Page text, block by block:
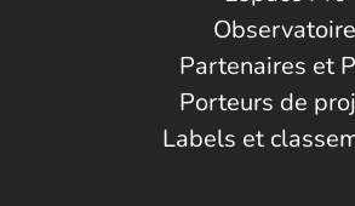
Observatoire
Partenaires et
Porteurs de
Labels et